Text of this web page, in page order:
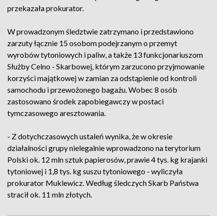
przekazała prokurator.
W prowadzonym śledztwie zatrzymano i przedstawiono
zarzuty łącznie 15 osobom podejrzanym o przemyt
wyrobów tytoniowych i paliw, a także 13 funkcjonariuszom
Służby Celno - Skarbowej, którym zarzucono przyjmowanie
korzyści majątkowej w zamian za odstąpienie od kontroli
samochodu i przewożonego bagażu. Wobec 8 osób
zastosowano środek zapobiegawczy w postaci
tymczasowego aresztowania.
- Z dotychczasowych ustaleń wynika, że w okresie
działalności grupy nielegalnie wprowadzono na terytorium
Polski ok. 12 mln sztuk papierosów, prawie 4 tys. kg krajanki
tytoniowej i 1,8 tys. kg suszu tytoniowego - wyliczyła
prokurator Muklewicz. Według śledczych Skarb Państwa
stracił ok. 11 mln złotych.